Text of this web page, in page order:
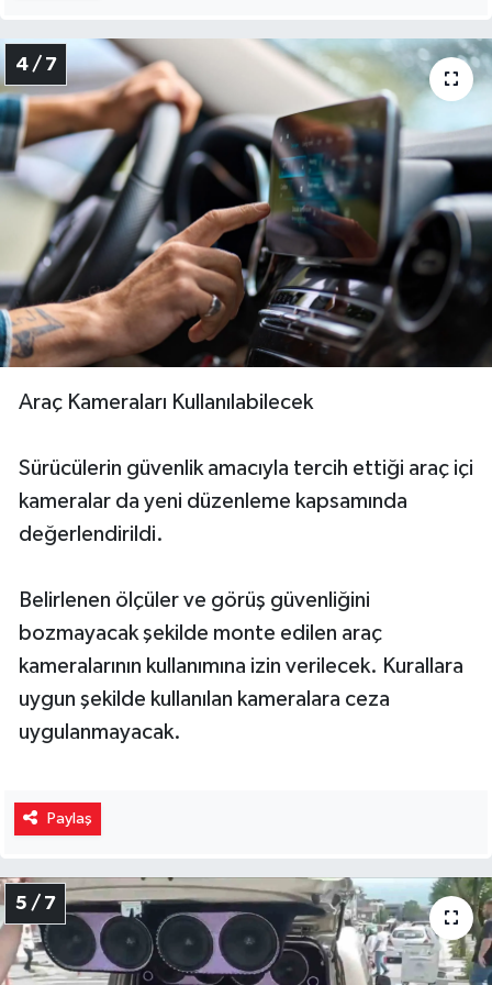
4 / 7
Araç Kameraları Kullanılabilecek
Sürücülerin güvenlik amacıyla tercih ettiği araç içi
kameralar da yeni düzenleme kapsamında
değerlendirildi.
Belirlenen ölçüler ve görüş güvenliğini
bozmayacak şekilde monte edilen araç
kameralarının kullanımına izin verilecek. Kurallara
uygun şekilde kullanılan kameralara ceza
uygulanmayacak.
Paylaş
5 / 7